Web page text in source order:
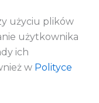
użyciu plików
użytkownika
ich
w Polityce